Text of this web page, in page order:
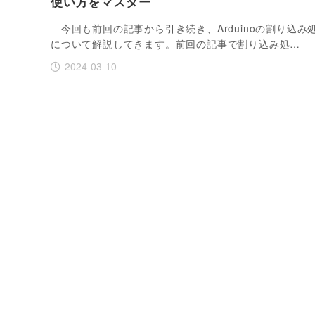
今回も前回の記事から引き続き、Arduinoの割り込み
について解説してきます。前回の記事で割り込み処…
2024-03-10